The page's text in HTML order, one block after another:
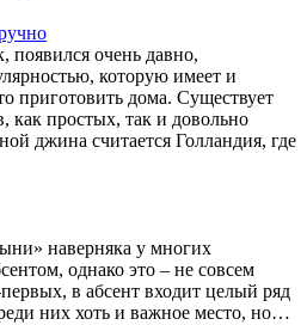
появился очень давно,
которую имеет и
приготовить дома. Существует
как простых, так и довольно
джина считается Голландия, где
наверняка у многих
однако это – не совсем
в абсент входит целый ряд
них хоть и важное место, но…